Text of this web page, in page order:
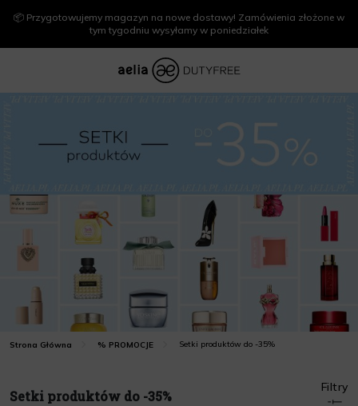
📦 Przygotowujemy magazyn na nowe dostawy! Zamówienia złożone w
tym tygodniu wysyłamy w poniedziałek
Strona Główna % PROMOCJE Setki produktów do -35%
Setki produktów do -35%
Filtry